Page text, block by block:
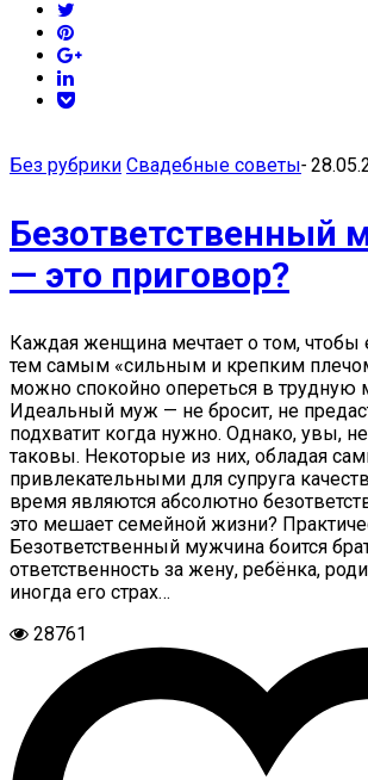
Без рубрики Свадебные советы-
Безответственный
— это приговор?
Каждая женщина мечтает о том,
тем самым «сильным и крепким
можно спокойно опереться в трудную
Идеальный муж — не бросит, не
подхватит когда нужно. Однако, увы,
таковы. Некоторые из них, обладая
привлекательными для супруга
время являются абсолютно
это мешает семейной жизни?
Безответственный мужчина боится
ответственность за жену, ребёнка,
иногда его страх…
28761